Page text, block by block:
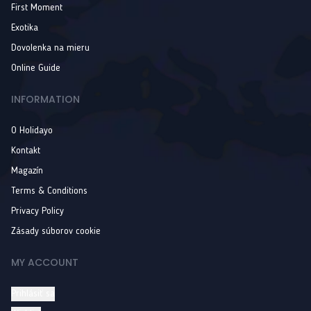
First Moment
Exotika
Dovolenka na mieru
Online Guide
INFORMATION
O Holidayo
Kontakt
Magazín
Terms & Conditions
Privacy Policy
Zásady súborov cookie
MY ACCOUNT